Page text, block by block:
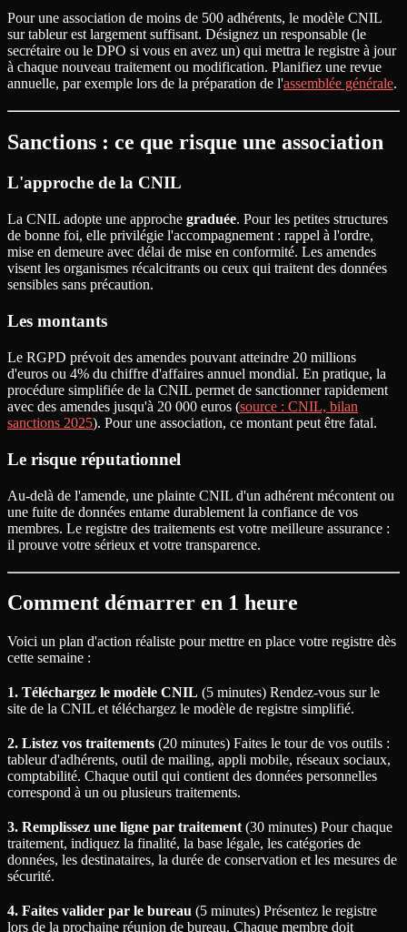
Pour une association de moins de 500 adhérents, le modèle CNIL
sur tableur est largement suffisant. Désignez un responsable (le
secrétaire ou le DPO si vous en avez un) qui mettra le registre à jour
à chaque nouveau traitement ou modification. Planifiez une revue
annuelle, par exemple lors de la préparation de l'assemblée générale.
Sanctions : ce que risque une association
L'approche de la CNIL
La CNIL adopte une approche graduée. Pour les petites structures
de bonne foi, elle privilégie l'accompagnement : rappel à l'ordre,
mise en demeure avec délai de mise en conformité. Les amendes
visent les organismes récalcitrants ou ceux qui traitent des données
sensibles sans précaution.
Les montants
Le RGPD prévoit des amendes pouvant atteindre 20 millions
d'euros ou 4% du chiffre d'affaires annuel mondial. En pratique, la
procédure simplifiée de la CNIL permet de sanctionner rapidement
avec des amendes jusqu'à 20 000 euros (source : CNIL, bilan
sanctions 2025). Pour une association, ce montant peut être fatal.
Le risque réputationnel
Au-delà de l'amende, une plainte CNIL d'un adhérent mécontent ou
une fuite de données entame durablement la confiance de vos
membres. Le registre des traitements est votre meilleure assurance :
il prouve votre sérieux et votre transparence.
Comment démarrer en 1 heure
Voici un plan d'action réaliste pour mettre en place votre registre dès
cette semaine :
1. Téléchargez le modèle CNIL (5 minutes) Rendez-vous sur le
site de la CNIL et téléchargez le modèle de registre simplifié.
2. Listez vos traitements (20 minutes) Faites le tour de vos outils :
tableur d'adhérents, outil de mailing, appli mobile, réseaux sociaux,
comptabilité. Chaque outil qui contient des données personnelles
correspond à un ou plusieurs traitements.
3. Remplissez une ligne par traitement(30 minutes) Pour chaque
traitement, indiquez la finalité, la base légale, les catégories de
données, les destinataires, la durée de conservation et les mesures de
sécurité.
4. Faites valider par le bureau (5 minutes) Présentez le registre
lors de la prochaine réunion de bureau. Chaque membre doit